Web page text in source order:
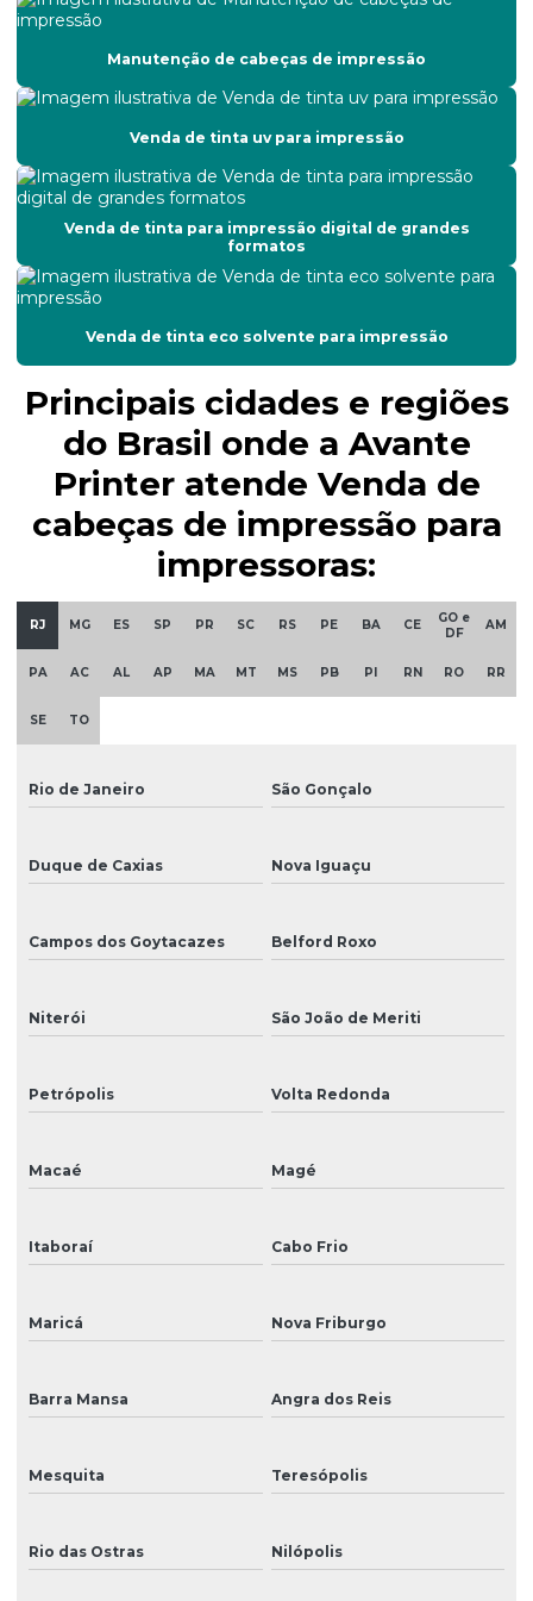
Conserto de placa de controle de impressora
Conserto de plotter de impressão
Conserto de plotter de recorte
Custo da manutenção corretiva
Empresa de manutenção de impressoras
Empresas de manutenção preventiva e corretiva
Filtro de tinta para impressoras
Impressão de adesivos para carros
Impressão eco solvente
Impressão em materiais diversos
Impressora ampla
Impressora digital para rótulos personalizados
Impressora dtg
Impressora eco solvente
Impressora gráfica
Impressora grande formato solvente
Impressora para impressão em lona
Impressora jato de tinta
Impressora solvente pequena
Manutenção de cabeças de impressão
Manutenção de cabeças de impressão
Venda de tinta uv para impressão
Venda de tinta para impressão digital de grandes
formatos
Venda de tinta eco solvente para impressão
Principais cidades e regiões
do Brasil onde a Avante
Printer atende Venda de
cabeças de impressão para
impressoras:
RJ MG ES SP PR SC RS PE BA CE
GO e
DF
AM
PA AC AL AP MA MT MS PB PI RN RO RR
SE TO
Rio de Janeiro São Gonçalo
Duque de Caxias Nova Iguaçu
Campos dos Goytacazes Belford Roxo
Niterói São João de Meriti
Petrópolis Volta Redonda
Macaé Magé
Itaboraí Cabo Frio
Maricá Nova Friburgo
Barra Mansa Angra dos Reis
Mesquita Teresópolis
Rio das Ostras Nilópolis